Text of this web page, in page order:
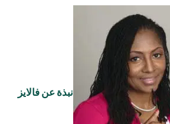
نبذة عن فالايز